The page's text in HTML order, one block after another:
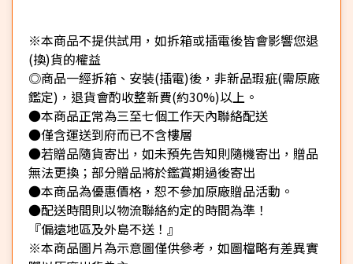
※本商品不提供試用，如拆箱或插電後皆會影響您退
(換)貨的權益
◎商品一經拆箱、安裝(插電)後，非新品瑕疵(需原廠
鑑定)，退貨會酌收整新費(約30%)以上。
●本商品正常為三至七個工作天內聯絡配送
●僅含運送到府而已不含樓層
●若贈品隨貨寄出，如未預先告知則隨機寄出，贈品
無法更換；部分贈品將於鑑賞期過後寄出
●本商品為優惠價格，恕不參加原廠贈品活動。
●配送時間則以物流聯絡約定的時間為準！
『偏遠地區及外島不送！』
※本商品圖片為示意圖僅供參考，如圖檔略有差異實